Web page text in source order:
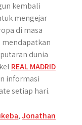
kembali
mengejar
di masa
mendapatkan
dunia
REAL MADRID
informasi
setiap hari.
,Jonathan